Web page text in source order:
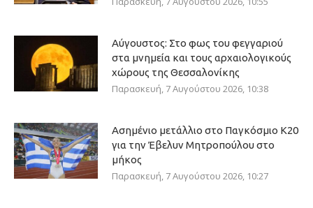
Αύγουστος: Στο φως του φεγγαριού
στα μνημεία και τους αρχαιολογικούς
χώρους της Θεσσαλονίκης
Παρασκευή, 7 Αυγούστου 2026, 10:38
Ασημένιο μετάλλιο στο Παγκόσμιο Κ20
για την Έβελυν Μητροπούλου στο
μήκος
Παρασκευή, 7 Αυγούστου 2026, 10:27